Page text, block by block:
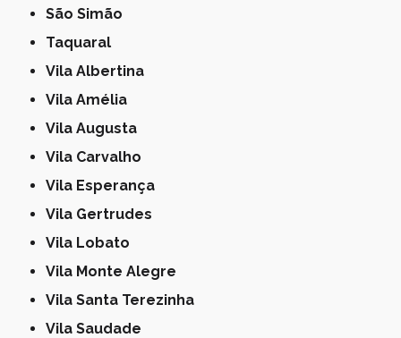
São Simão
Taquaral
Vila Albertina
Vila Amélia
Vila Augusta
Vila Carvalho
Vila Esperança
Vila Gertrudes
Vila Lobato
Vila Monte Alegre
Vila Santa Terezinha
Vila Saudade